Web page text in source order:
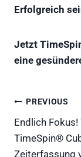
Erfolgreich
Jetzt
eine
PREVIOUS
Endlich Fokus!
TimeSpin®
Zeiterfassung